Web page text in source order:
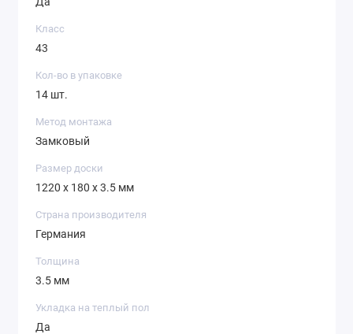
Класс
43
Кол-во в упаковке
14 шт.
Метод монтажа
Замковый
Размер доски
1220 х 180 х 3.5 мм
Страна производителя
Германия
Толщина
3.5 мм
Укладка на теплый пол
Да